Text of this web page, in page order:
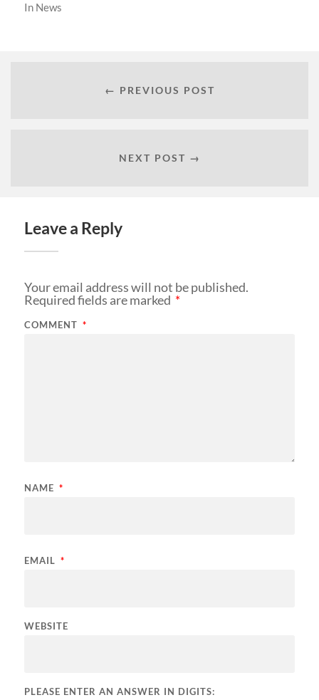
In News
← PREVIOUS POST
NEXT POST →
Leave a Reply
Your email address will not be published.
Required fields are marked *
COMMENT *
NAME *
EMAIL *
WEBSITE
PLEASE ENTER AN ANSWER IN DIGITS: